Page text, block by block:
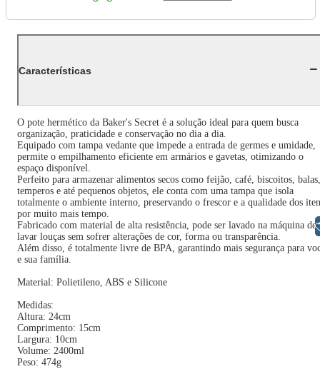
Características
O pote hermético da Baker's Secret é a solução ideal para quem busca
organização, praticidade e conservação no dia a dia.
Equipado com tampa vedante que impede a entrada de germes e umidade,
permite o empilhamento eficiente em armários e gavetas, otimizando o
espaço disponível.
Perfeito para armazenar alimentos secos como feijão, café, biscoitos, balas,
temperos e até pequenos objetos, ele conta com uma tampa que isola
totalmente o ambiente interno, preservando o frescor e a qualidade dos
por muito mais tempo.
Fabricado com material de alta resistência, pode ser lavado na máquina de
lavar louças sem sofrer alterações de cor, forma ou transparência.
Além disso, é totalmente livre de BPA, garantindo mais segurança para
e sua família.
Material: Polietileno, ABS e Silicone
Medidas:
Altura: 24cm
Comprimento: 15cm
Largura: 10cm
Volume: 2400ml
Peso: 474g
Libras